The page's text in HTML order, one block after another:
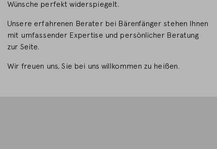
Wünsche perfekt widerspiegelt.
Unsere erfahrenen Berater bei Bärenfänger stehen Ihnen
mit umfassender Expertise und persönlicher Beratung
zur Seite.
Wir freuen uns, Sie bei uns willkommen zu heißen.